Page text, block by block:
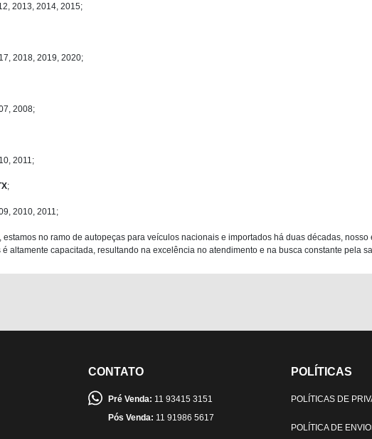
2013, 2014, 2015;
2018, 2019, 2020;
2008;
2011;
;
2010, 2011;
estamos no ramo de autopeças para veículos nacionais e importados há duas décadas,
é altamente capacitada, resultando na excelência no atendimento e na busca constante pela
CONTATO
Pré Venda: 11 93415 3151
Pós Venda: 11 91986 5617
POLÍTICAS
POLÍTICAS DE
POLÍTICA DE